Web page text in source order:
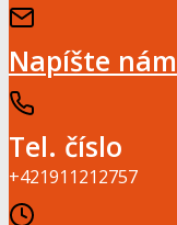
Napíšte nám
Tel. číslo
+421911212757